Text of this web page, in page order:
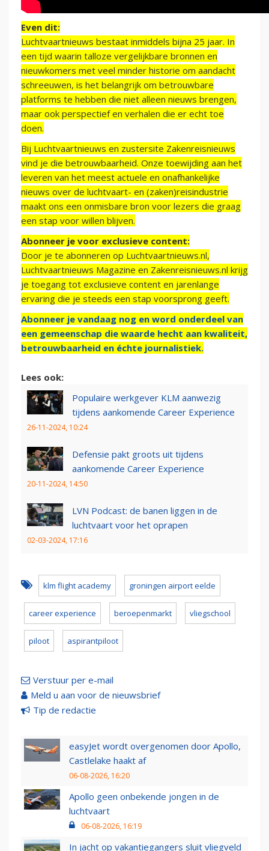
Even dit:
Luchtvaartnieuws bestaat inmiddels bijna 25 jaar. In
een tijd waarin talloze vergelijkbare bronnen en
nieuwkomers met veel minder historie om aandacht
schreeuwen, is het belangrijk om betrouwbare
platforms te hebben die niet alleen nieuws brengen,
maar ook perspectief en verhalen die er echt toe
doen.
Bij Luchtvaartnieuws en zustersite Zakenreisnieuws
vind je die betrouwbaarheid. Onze toewijding aan het
leveren van het meest actuele en onafhankelijke
nieuws over de luchtvaart- en (zaken)reisindustrie
maakt ons een onmisbare bron voor lezers die graag
een stap voor willen blijven.
Abonneer je voor exclusieve content:
Door je te abonneren op Luchtvaartnieuws.nl,
Luchtvaartnieuws Magazine en Zakenreisnieuws.nl krijg
je toegang tot exclusieve content en jarenlange
ervaring die je steeds een stap voorsprong geeft.
Abonneer je vandaag nog en word onderdeel van
een gemeenschap die waarde hecht aan kwaliteit,
betrouwbaarheid en échte journalistiek.
Lees ook:
Populaire werkgever KLM aanwezig
tijdens aankomende Career Experience
26-11-2024, 10:24
Defensie pakt groots uit tijdens
aankomende Career Experience
20-11-2024, 14:50
LVN Podcast: de banen liggen in de
luchtvaart voor het oprapen
02-03-2024, 17:16
klm flight academy groningen airport eelde
career experience beroepenmarkt vliegschool
piloot aspirantpiloot
Verstuur per e-mail
Meld u aan voor de nieuwsbrief
Tip de redactie
easyJet wordt overgenomen door Apollo,
Castlelake haakt af
06-08-2026, 16:20
Apollo geen onbekende jongen in de
luchtvaart
06-08-2026, 16:19
In jacht op vakantiegangers sluit vliegveld